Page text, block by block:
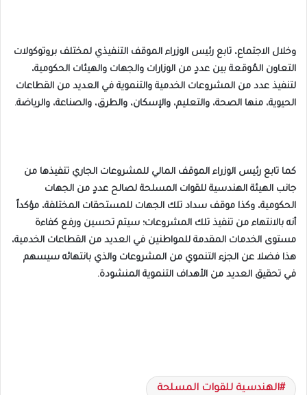
وخلال الاجتماع، تابع رئيس الوزراء الموقف التنفيذي لمختلف بروتوكولات
التعاون المُوقعة بين عددٍ من الوزارات والجهات والهيئات الحكومية،
لتنفيذ عدد من المشروعات الخدمية والتنموية في العديد من القطاعات
الحيوية، منها الصحة، والتعليم، والإسكان، والطرق، والصناعة، والرياضة.
كما تابع رئيس الوزراء الموقف المالي للمشروعات الجاري تنفيذها من
جانب الهيئة الهندسية للقوات المسلحة لصالح عددٍ من الجهات
الحكومية، وكذا موقف سداد تلك الجهات للمستحقات المختلفة، مؤكداً
أنه بالانتهاء من تنفيذ تلك المشروعات؛ سيتم تحسين ورفع كفاءة
مستوى الخدمات المقدمة للمواطنين في العديد من القطاعات الخدمية،
هذا فضلا عن الجزء التنموي من المشروعات والذي بانتهائه سيسهم
في تحقيق العديد من الأهداف التنموية المنشودة.
الهندسية للقوات المسلحة